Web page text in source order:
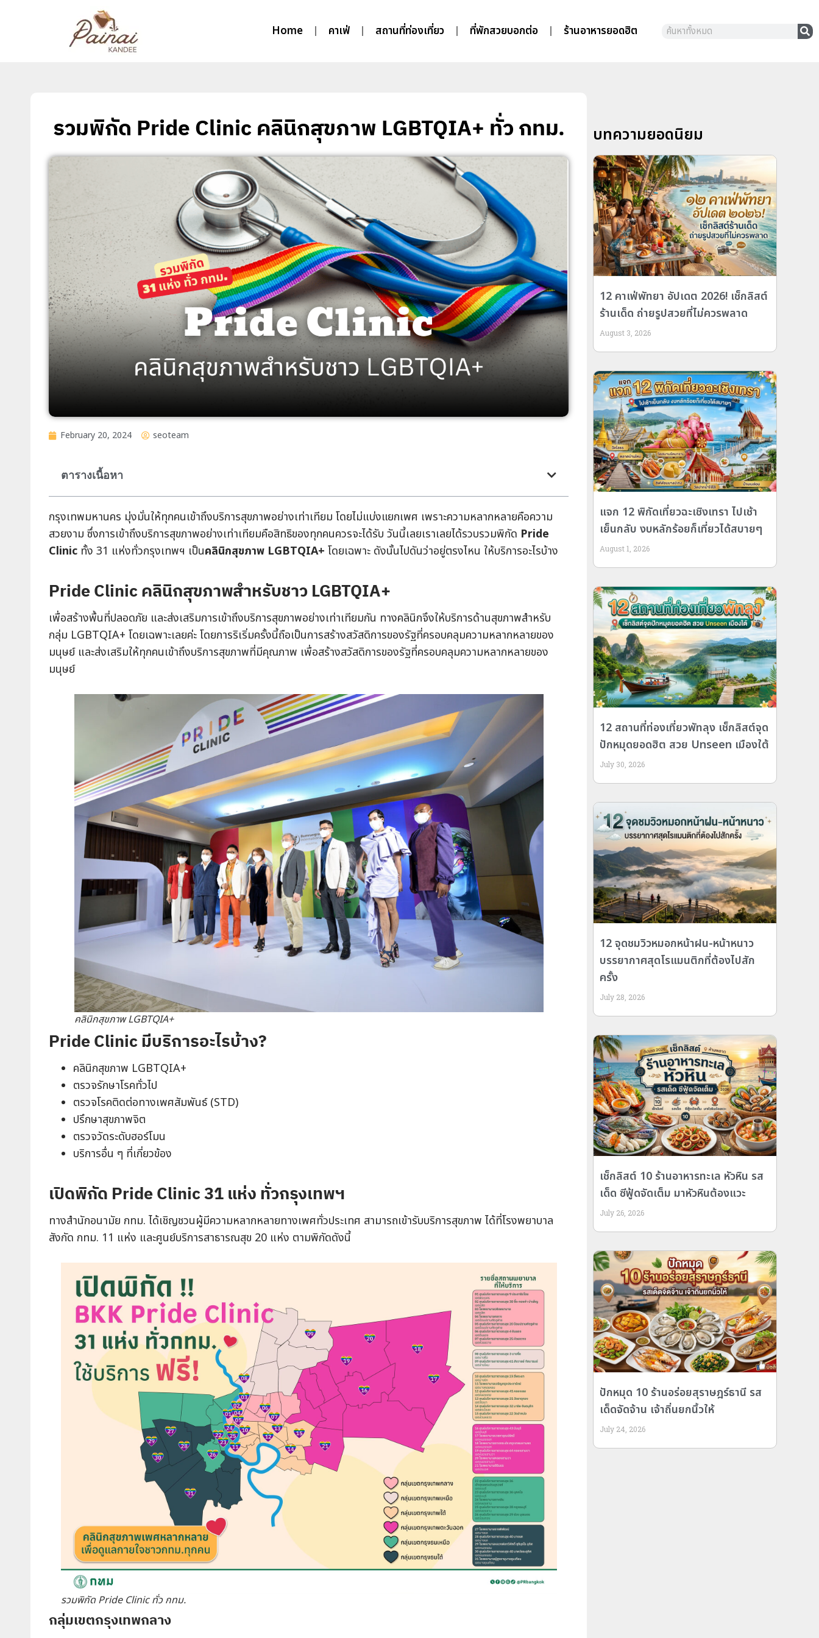
Home คาเฟ่ สถานที่ท่องเที่ยว ที่พักสวยบอกต่อ ร้านอาหารยอดฮิต
รวมพิกัด Pride Clinic คลินิกสุขภาพ LGBTQIA+ ทั่ว กทม.
February 20, 2024 seoteam
ตารางเนื้อหา
กรุงเทพมหานคร มุ่งมั่นให้ทุกคนเข้าถึงบริการสุขภาพอย่างเท่าเทียม โดยไม่แบ่งแยกเพศ เพราะความหลากหลายคือความ
สวยงาม ซึ่งการเข้าถึงบริการสุขภาพอย่างเท่าเทียมคือสิทธิของทุกคนควรจะได้รับ วันนี้เลยเราเลยได้รวบรวมพิกัด Pride
Clinic ทั้ง 31 แห่งทั่วกรุงเทพฯ เป็นคลินิกสุขภาพ LGBTQIA+ โดยเฉพาะ ดังนั้นไปดันว่าอยู่ตรงไหน ให้บริการอะไรบ้าง
Pride Clinic คลินิกสุขภาพสำหรับชาว LGBTQIA+
เพื่อสร้างพื้นที่ปลอดภัย และส่งเสริมการเข้าถึงบริการสุขภาพอย่างเท่าเทียมกัน ทางคลินิกจึงให้บริการด้านสุขภาพสำหรับ
กลุ่ม LGBTQIA+ โดยเฉพาะเลยค่ะ โดยการริเริ่มครั้งนี้ถือเป็นการสร้างสวัสดิการของรัฐที่ครอบคลุมความหลากหลายของ
มนุษย์ และส่งเสริมให้ทุกคนเข้าถึงบริการสุขภาพที่มีคุณภาพ เพื่อสร้างสวัสดิการของรัฐที่ครอบคลุมความหลากหลายของ
มนุษย์
คลินิกสุขภาพ LGBTQIA+
Pride Clinic มีบริการอะไรบ้าง?
คลินิกสุขภาพ LGBTQIA+
ตรวจรักษาโรคทั่วไป
ตรวจโรคติดต่อทางเพศสัมพันธ์ (STD)
ปรึกษาสุขภาพจิต
ตรวจวัดระดับฮอร์โมน
บริการอื่น ๆ ที่เกี่ยวข้อง
เปิดพิกัด Pride Clinic 31 แห่ง ทั่วกรุงเทพฯ
ทางสำนักอนามัย กทม. ได้เชิญชวนผู้มีความหลากหลายทางเพศทั่วประเทศ สามารถเข้ารับบริการสุขภาพ ได้ที่โรงพยาบาล
สังกัด กทม. 11 แห่ง และศูนย์บริการสาธารณสุข 20 แห่ง ตามพิกัดดังนี้
รวมพิกัด Pride Clinic ทั่ว กทม.
กลุ่มเขตกรุงเทพกลาง
บทความยอดนิยม
12 คาเฟ่พัทยา อัปเดต 2026! เช็กลิสต์
ร้านเด็ด ถ่ายรูปสวยที่ไม่ควรพลาด
August 3, 2026
แจก 12 พิกัดเที่ยวฉะเชิงเทรา ไปเช้า
เย็นกลับ งบหลักร้อยก็เที่ยวได้สบายๆ
August 1, 2026
12 สถานที่ท่องเที่ยวพัทลุง เช็กลิสต์จุด
ปักหมุดยอดฮิต สวย Unseen เมืองใต้
July 30, 2026
12 จุดชมวิวหมอกหน้าฝน-หน้าหนาว
บรรยากาศสุดโรแมนติกที่ต้องไปสัก
ครั้ง
July 28, 2026
เช็กลิสต์ 10 ร้านอาหารทะเล หัวหิน รส
เด็ด ซีฟู้ดจัดเต็ม มาหัวหินต้องแวะ
July 26, 2026
ปักหมุด 10 ร้านอร่อยสุราษฎร์ธานี รส
เด็ดจัดจ้าน เจ้าถิ่นยกนิ้วให้
July 24, 2026